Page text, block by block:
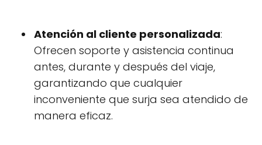
Atención al cliente personalizada:
Ofrecen soporte y asistencia continua
antes, durante y después del viaje,
garantizando que cualquier
inconveniente que surja sea atendido de
manera eficaz.